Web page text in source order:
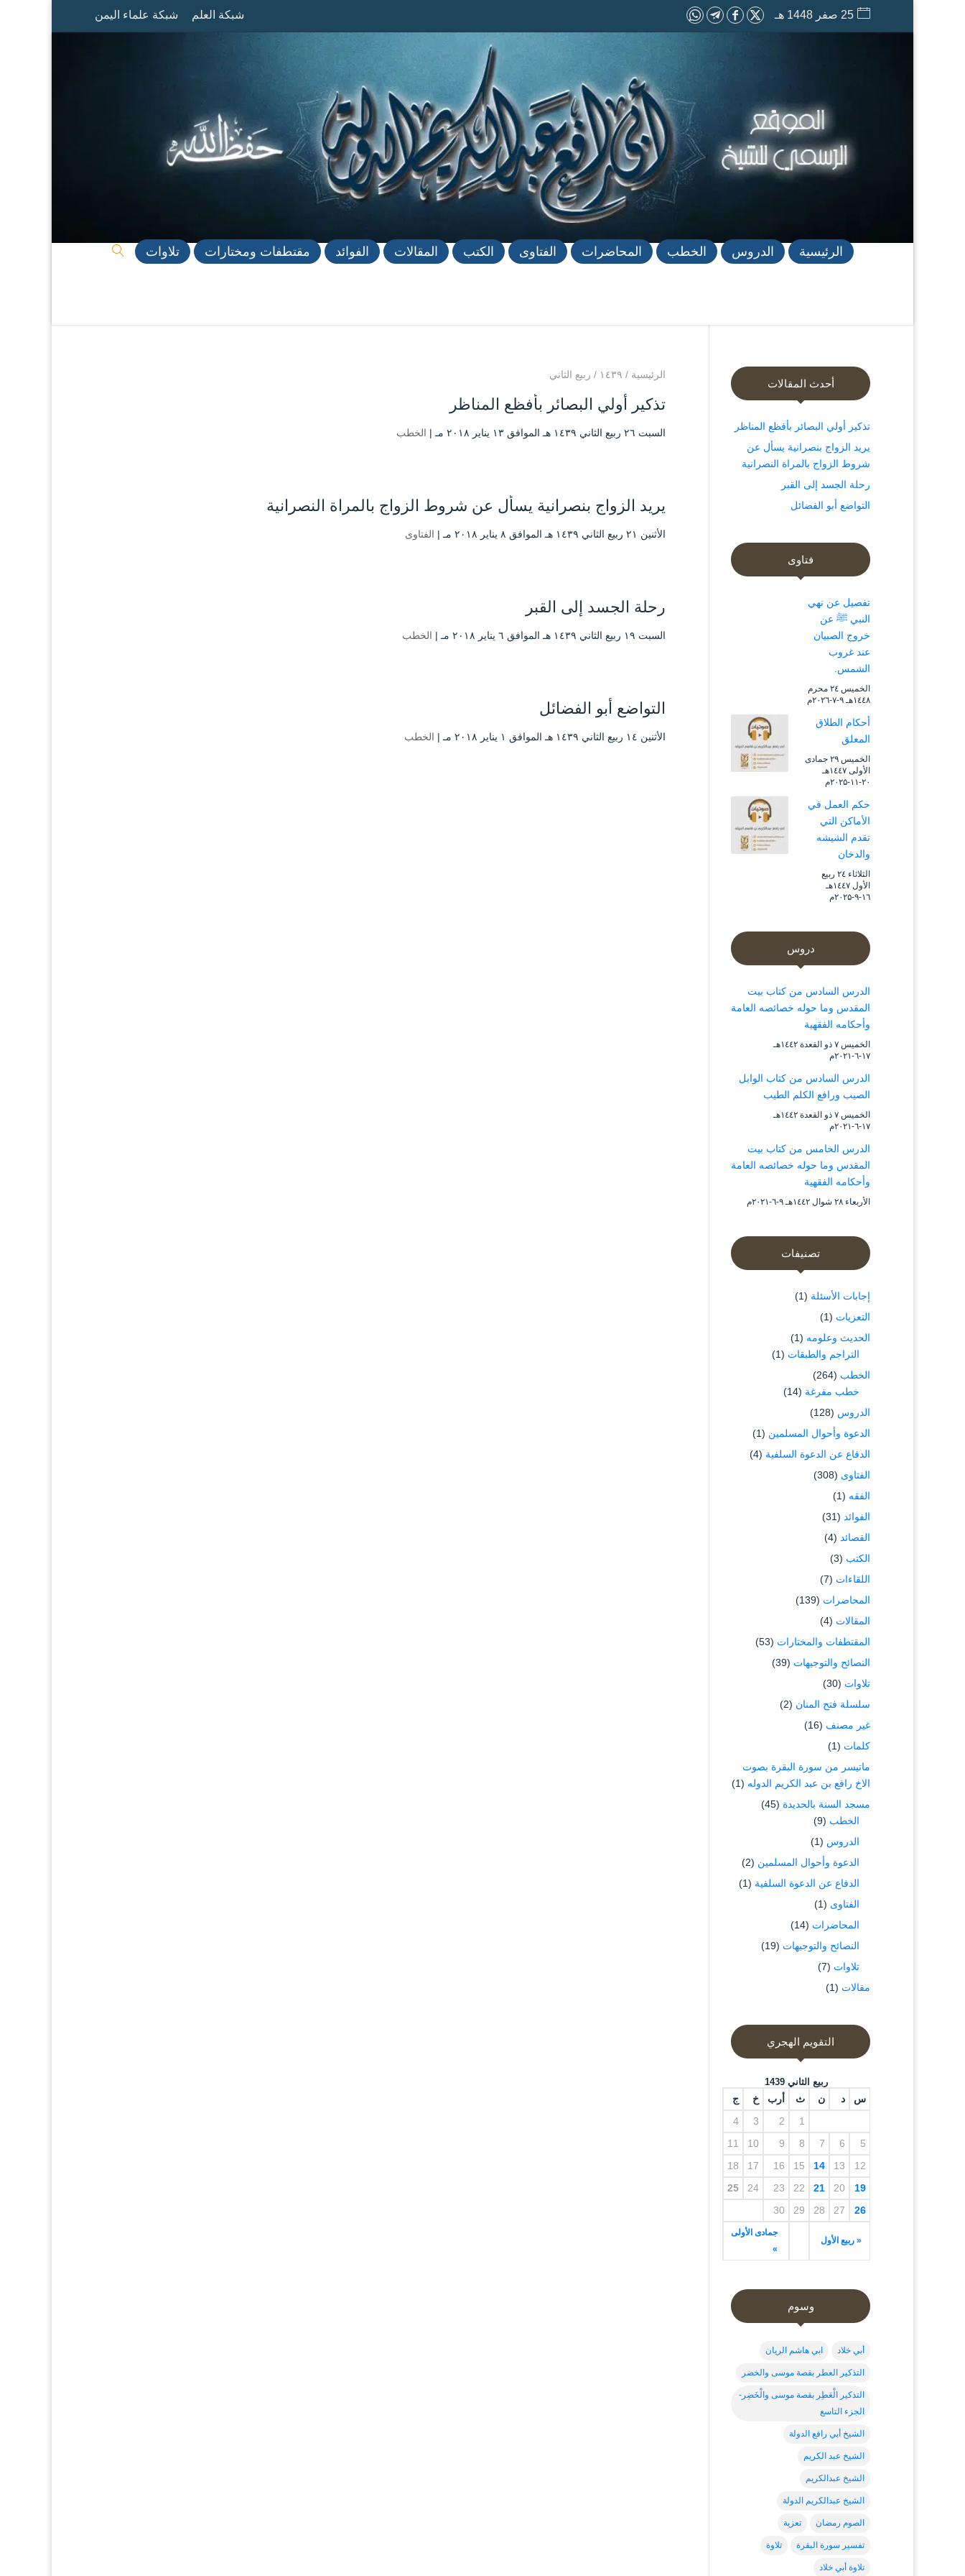
25 صفر 1448 هـ شبكة العلم شبكة علماء اليمن
الرئيسية الدروس الخطب المحاضرات الفتاوى الكتب المقالات الفوائد مقتطفات ومختارات تلاوات
الرئيسية / ۱٤۳۹ / ربيع الثاني
تذكير أولي البصائر بأفظع المناظر
السبت ۲٦ ربيع الثاني ۱٤۳۹ هـ الموافق ۱۳ يناير ۲۰۱۸ مـ | الخطب
يريد الزواج بنصرانية يسأل عن شروط الزواج بالمراة النصرانية
الأثنين ۲۱ ربيع الثاني ۱٤۳۹ هـ الموافق ۸ يناير ۲۰۱۸ مـ | الفتاوى
رحلة الجسد إلى القبر
السبت ۱۹ ربيع الثاني ۱٤۳۹ هـ الموافق ٦ يناير ۲۰۱۸ مـ | الخطب
التواضع أبو الفضائل
الأثنين ۱٤ ربيع الثاني ۱٤۳۹ هـ الموافق ۱ يناير ۲۰۱۸ مـ | الخطب
أحدث المقالات
تذكير أولي البصائر بأفظع المناظر
يريد الزواج بنصرانية يسأل عن
شروط الزواج بالمراة النصرانية
رحلة الجسد إلى القبر
التواضع أبو الفضائل
فتاوى
تفصيل عن نهي
النبي ﷺ عن
خروج الصبيان
عند غروب
الشمس.
الخميس ۲٤ محرم
۱٤٤۸هـ ۹-۷-۲۰۲٦م
أحكام الطلاق
المعلق
الخميس ۲۹ جمادى
الأولى ۱٤٤۷هـ
۲۰-۱۱-۲۰۲۵م
حكم العمل في
الأماكن التي
تقدم الشيشه
والدخان
الثلاثاء ۲٤ ربيع
الأول ۱٤٤۷هـ
۱٦-۹-۲۰۲۵م
دروس
الدرس السادس من كتاب بيت
المقدس وما حوله خصائصه العامة
وأحكامه الفقهية
الخميس ۷ ذو القعدة ۱٤٤۲هـ
۱۷-٦-۲۰۲۱م
الدرس السادس من كتاب الوابل
الصيب ورافع الكلم الطيب
الخميس ۷ ذو القعدة ۱٤٤۲هـ
۱۷-٦-۲۰۲۱م
الدرس الخامس من كتاب بيت
المقدس وما حوله خصائصه العامة
وأحكامه الفقهية
الأربعاء ۲۸ شوال ۱٤٤۲هـ ۹-٦-۲۰۲۱م
تصنيفات
إجابات الأسئلة (1)
التعزيات (1)
الحديث وعلومه (1)
التراجم والطبقات (1)
الخطب (264)
خطب مفرغة (14)
الدروس (128)
الدعوة وأحوال المسلمين (1)
الدفاع عن الدعوة السلفية (4)
الفتاوى (308)
الفقه (1)
الفوائد (31)
القصائد (4)
الكتب (3)
اللقاءات (7)
المحاضرات (139)
المقالات (4)
المقتطفات والمختارات (53)
النصائح والتوجيهات (39)
تلاوات (30)
سلسلة فتح المنان (2)
غير مصنف (16)
كلمات (1)
ماتيسر من سورة البقرة بصوت
الاخ رافع بن عبد الكريم الدوله (1)
مسجد السنة بالحديدة (45)
الخطب (9)
الدروس (1)
الدعوة وأحوال المسلمين (2)
الدفاع عن الدعوة السلفية (1)
الفتاوى (1)
المحاضرات (14)
النصائح والتوجيهات (19)
تلاوات (7)
مقالات (1)
التقويم الهجري
ربيع الثاني 1439
س د ن ث أرب خ ج
« ربيع الأول
جمادى الأولى
»
1
2
3
4
5
6
7
8
9
10
11
12
13
14
15
16
17
18
19
20
21
22
23
24
25
26
27
28
29
30
وسوم
أبي خلاد ابي هاشم الريان
التذكير العطر بقصة موسى والخضر
التذكير الْعَطِر بقصة موسى والْخَضِر-
الجزء التاسع
الشيخ أبي رافع الدولة
الشيخ عبد الكريم
الشيخ عبدالكريم
الشيخ عبدالكريم الدولة
الصوم رمضان تعزية
تفسير سورة البقرة تلاوة
تلاوة أبي خلاد